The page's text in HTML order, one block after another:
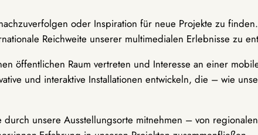
oder Inspiration für neue Projekte zu
Reichweite unserer multimedialen Erlebnisse zu
öffentlichen Raum vertreten und Interesse an einer
und interaktive Installationen entwickeln, die – wie
durch unsere Ausstellungsorte mitnehmen – von